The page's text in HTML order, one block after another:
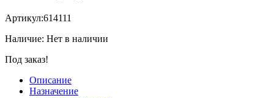
Артикул:614111
Наличие: Нет в наличии
Под заказ!
Описание
Назначение